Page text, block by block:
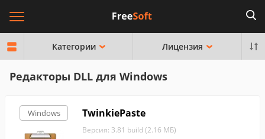
Категории Лицензия
Редакторы DLL для Windows
Windows TwinkiePaste
Версия: 3.81 build (2.16 МБ)